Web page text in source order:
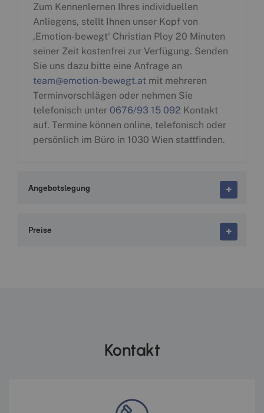
Zum Kennenlernen Ihres individuellen
Anliegens, stellt Ihnen unser Kopf von
‚Emotion-bewegt‘ Christian Ploy 20 Minuten
seiner Zeit kostenfrei zur Verfügung. Senden
Sie uns dazu bitte eine Anfrage an
team@emotion-bewegt.at mit mehreren
Terminvorschlägen oder nehmen Sie
telefonisch unter 0676/93 15 092 Kontakt
auf. Termine können online, telefonisch oder
persönlich im Büro in 1030 Wien stattfinden.
Angebotslegung
Preise
Kontakt